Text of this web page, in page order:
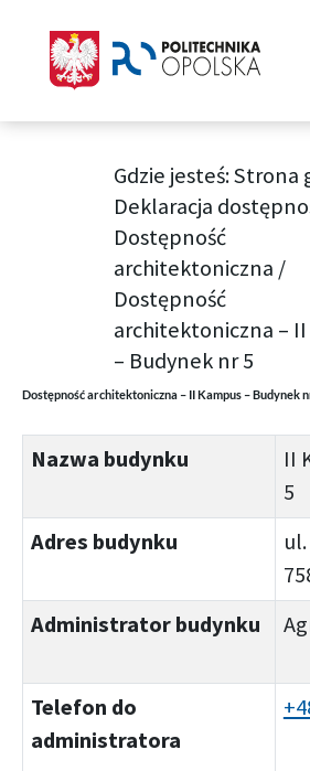
Gdzie jesteś:Strona
Deklaracja
Dostępność
architektoniczna /
Dostępność
architektoniczna –
– Budynek nr 5
Dostępność architektoniczna – II Kampus – Budynek
Nazwa budynku
II
5
Adres budynku
Administrator budynku
Telefon do
administratora